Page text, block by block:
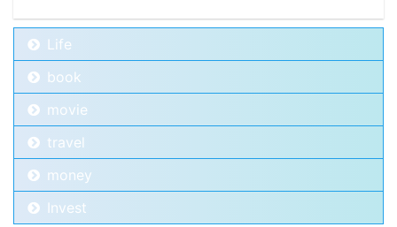
Life
book
movie
travel
money
Invest